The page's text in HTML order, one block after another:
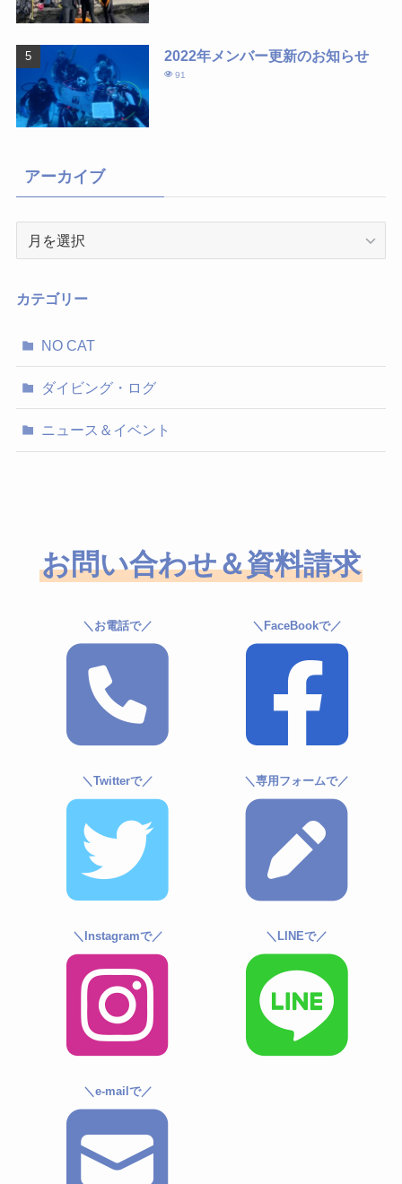
2022年メンバー更新のお知らせ
91
アーカイブ
イ
カテゴリー
NO CAT
ダイビング・ログ
ニュース＆イベント
お問い合わせ＆資料請求
＼お電話で／ ＼FaceBookで／
＼Twitterで／ ＼専用フォームで／
＼Instagramで／ ＼LINEで／
＼e-mailで／